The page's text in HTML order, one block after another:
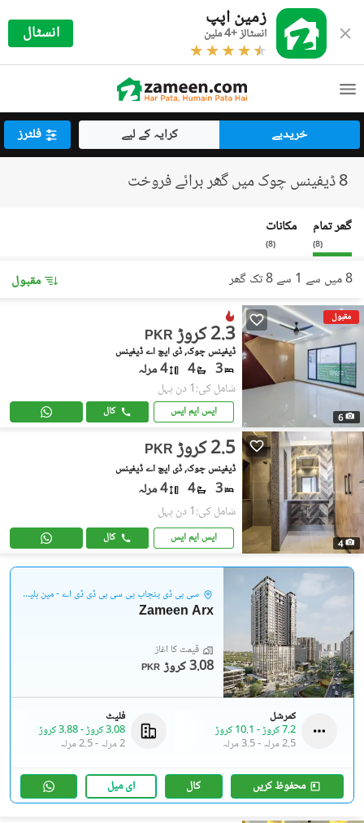
زمین اپپ
انسٹالز +4 ملین انسٹال
خریدیے کرایہ کے لیے فلٹرز
8 ڈیفینس چوک میں گھر برائے فروخت
گھر تمام
(
8
)
مکانات
(
8
)
8 میں سے 1 سے 8 تک گھر مقبول
مقبول
6
PKR 2.3 کروڑ
ڈیفینس چوک, ڈی ایچ اے ڈیفینس
3
4 4 مرلہ
شامل کی:1 دن پہل
ایس ایم ایس کال
4
PKR 2.5 کروڑ
ڈیفینس چوک, ڈی ایچ اے ڈیفینس
3
4 4 مرلہ
شامل کی:1 دن پہل
ایس ایم ایس کال
سی بی ڈی پنجاب پی سی بی ڈی ڈی اے - مین بلیوارڈ گلبرگ
Zameen Arx
قیمت کا آغاز
PKR 3.08 کروڑ
کمرشل
7.2 کروڑ
- 10.1 کروڑ
2.5 مرلہ
-3.5 مرلہ
فلیٹ
3.08 کروڑ
-3.88 کروڑ
2 مرلہ
-2.5 مرلہ
محفوظ کریں کال ای میل